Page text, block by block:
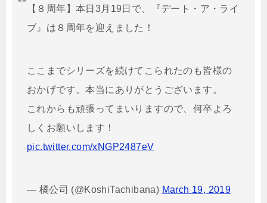
【８周年】本日3月19日で、『デート・ア・ライ
ブ』は８周年を迎えました！
ここまでシリーズを続けてこられたのも皆様の
おかげです。本当にありがとうございます。
これからも頑張ってまいりますので、何卒よろ
しくお願いします！
pic.twitter.com/xNGP2487eV
— 橘公司 (@KoshiTachibana) March 19, 2019